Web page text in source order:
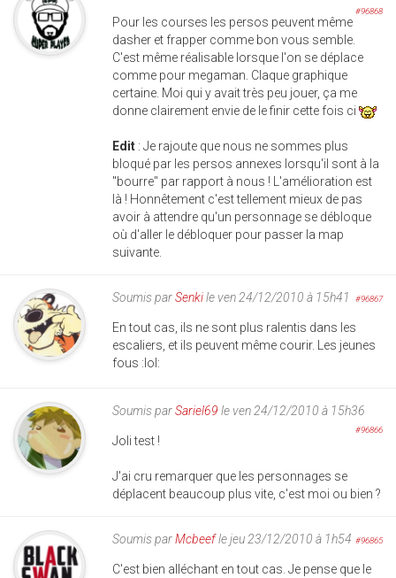
#96868
Pour les courses les persos peuvent même
dasher et frapper comme bon vous semble.
C'est même réalisable lorsque l'on se déplace
comme pour megaman. Claque graphique
certaine. Moi qui y avait très peu jouer, ça me
donne clairement envie de le finir cette fois ci
Edit : Je rajoute que nous ne sommes plus
bloqué par les persos annexes lorsqu'il sont à la
"bourre" par rapport à nous ! L'amélioration est
là ! Honnêtement c'est tellement mieux de pas
avoir à attendre qu'un personnage se débloque
où d'aller le débloquer pour passer la map
suivante.
Soumis parSenkile ven 24/12/2010 à 15h41 #96867
En tout cas, ils ne sont plus ralentis dans les
escaliers, et ils peuvent même courir. Les jeunes
fous :lol:
Soumis parSariel69 le ven 24/12/2010 à 15h36
#96866
Joli test !
J'ai cru remarquer que les personnages se
déplacent beaucoup plus vite, c'est moi ou bien ?
Soumis parMcbeefle jeu 23/12/2010 à 1h54 #96865
C'est bien alléchant en tout cas. Je pense que le